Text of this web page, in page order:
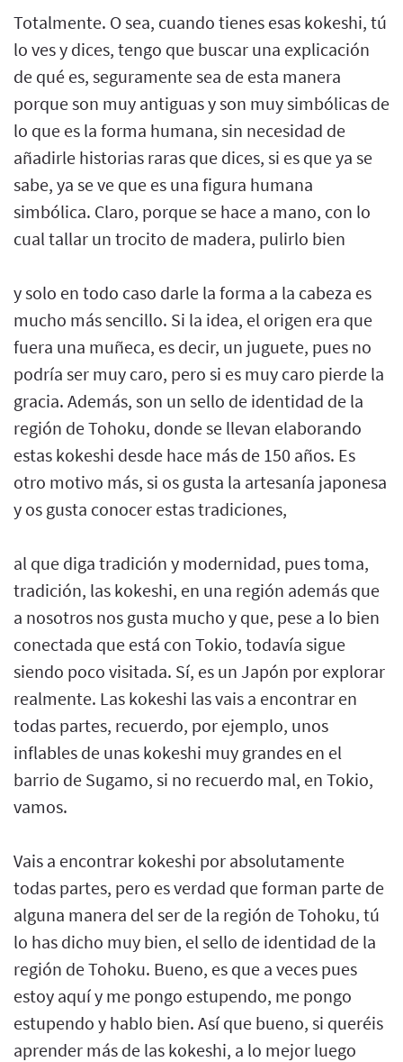
Totalmente. O sea, cuando tienes esas kokeshi, tú
lo ves y dices, tengo que buscar una explicación
de qué es, seguramente sea de esta manera
porque son muy antiguas y son muy simbólicas de
lo que es la forma humana, sin necesidad de
añadirle historias raras que dices, si es que ya se
sabe, ya se ve que es una figura humana
simbólica. Claro, porque se hace a mano, con lo
cual tallar un trocito de madera, pulirlo bien
y solo en todo caso darle la forma a la cabeza es
mucho más sencillo. Si la idea, el origen era que
fuera una muñeca, es decir, un juguete, pues no
podría ser muy caro, pero si es muy caro pierde la
gracia. Además, son un sello de identidad de la
región de Tohoku, donde se llevan elaborando
estas kokeshi desde hace más de 150 años. Es
otro motivo más, si os gusta la artesanía japonesa
y os gusta conocer estas tradiciones,
al que diga tradición y modernidad, pues toma,
tradición, las kokeshi, en una región además que
a nosotros nos gusta mucho y que, pese a lo bien
conectada que está con Tokio, todavía sigue
siendo poco visitada. Sí, es un Japón por explorar
realmente. Las kokeshi las vais a encontrar en
todas partes, recuerdo, por ejemplo, unos
inflables de unas kokeshi muy grandes en el
barrio de Sugamo, si no recuerdo mal, en Tokio,
vamos.
Vais a encontrar kokeshi por absolutamente
todas partes, pero es verdad que forman parte de
alguna manera del ser de la región de Tohoku, tú
lo has dicho muy bien, el sello de identidad de la
región de Tohoku. Bueno, es que a veces pues
estoy aquí y me pongo estupendo, me pongo
estupendo y hablo bien. Así que bueno, si queréis
aprender más de las kokeshi, a lo mejor luego